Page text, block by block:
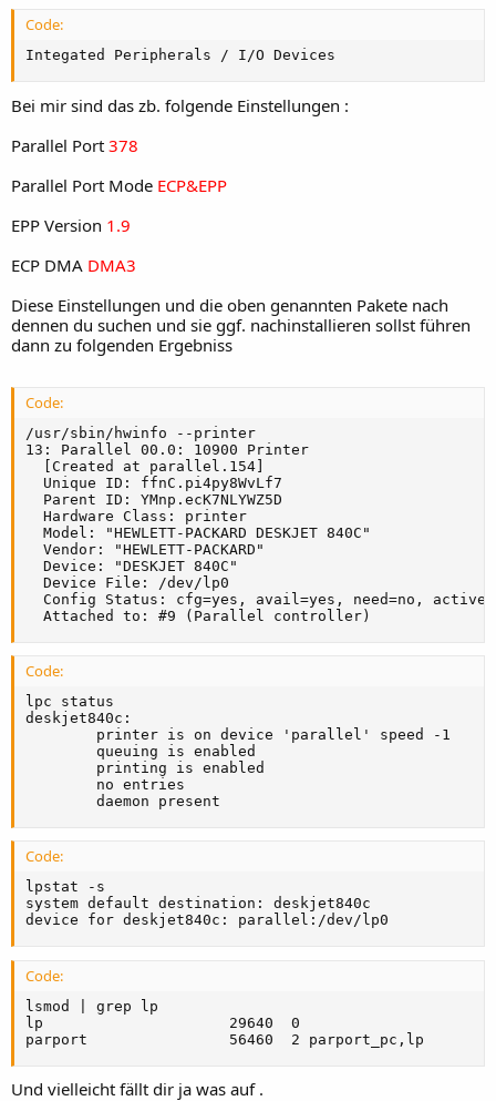
Code:
Integated Peripherals / I/O Devices
Bei mir sind das zb. folgende Einstellungen :
Parallel Port 378
Parallel Port Mode ECP&EPP
EPP Version 1.9
ECP DMA DMA3
Diese Einstellungen und die oben genannten Pakete nach
dennen du suchen und sie ggf. nachinstallieren sollst führen
dann zu folgenden Ergebniss
Code:
/usr/sbin/hwinfo --printer
13: Parallel 00.0: 10900 Printer
  [Created at parallel.154]
  Unique ID: ffnC.pi4py8WvLf7
  Parent ID: YMnp.ecK7NLYWZ5D
  Hardware Class: printer
  Model: "HEWLETT-PACKARD DESKJET 840C"
  Vendor: "HEWLETT-PACKARD"
  Device: "DESKJET 840C"
  Device File: /dev/lp0
Config Status: cfg=yes, avail=yes, need=no,
  Attached to: #9 (Parallel controller)
Code:
lpc status
deskjet840c:
        printer is on device 'parallel' speed -1
        queuing is enabled
        printing is enabled
        no entries
        daemon present
Code:
lpstat -s
system default destination: deskjet840c
device for deskjet840c: parallel:/dev/lp0
Code:
lsmod | grep lp
lp                     29640  0
parport                56460  2 parport_pc,lp
Und vielleicht fällt dir ja was auf .